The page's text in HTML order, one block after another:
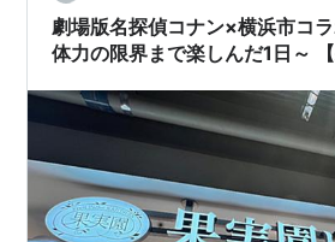
劇場版名探偵コナン×横浜市コ
体力の限界まで楽しんだ1日～